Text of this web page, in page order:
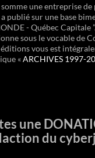
une entreprise
a publié sur une base
- Québec Capitale
sous le vocable de
vous est
«ARCHIVES 1997-
une
du